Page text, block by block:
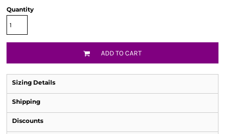
Quantity
ADD TO CART
Sizing Details
Shipping
Discounts